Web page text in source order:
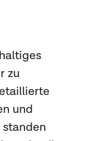
zu
und